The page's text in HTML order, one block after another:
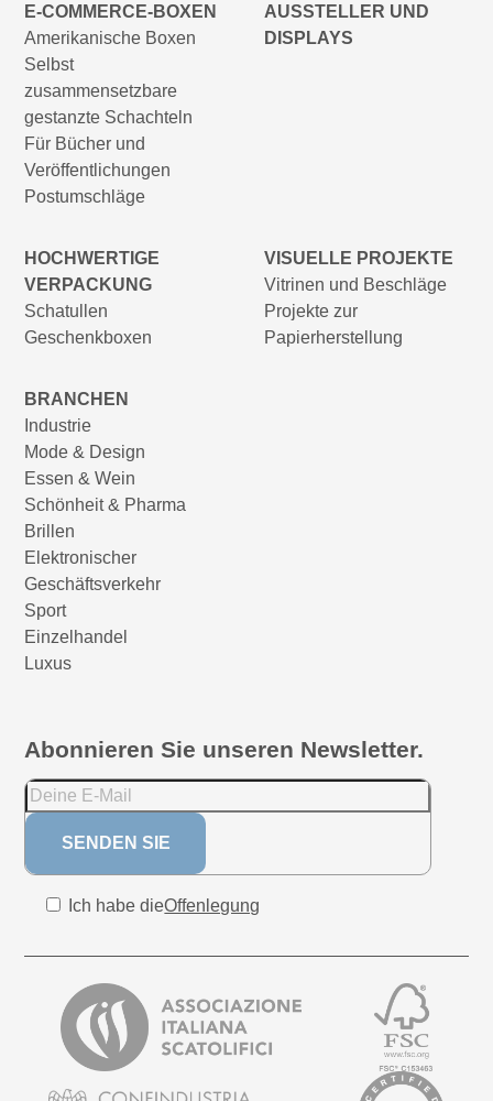
E-COMMERCE-BOXEN
Amerikanische Boxen
Selbst
zusammensetzbare
gestanzte Schachteln
Für Bücher und
Veröffentlichungen
Postumschläge
AUSSTELLER UND
DISPLAYS
HOCHWERTIGE
VERPACKUNG
Schatullen
Geschenkboxen
VISUELLE PROJEKTE
Vitrinen und Beschläge
Projekte zur
Papierherstellung
BRANCHEN
Industrie
Mode & Design
Essen & Wein
Schönheit & Pharma
Brillen
Elektronischer
Geschäftsverkehr
Sport
Einzelhandel
Luxus
Abonnieren Sie unseren Newsletter.
Ich habe dieOffenlegung